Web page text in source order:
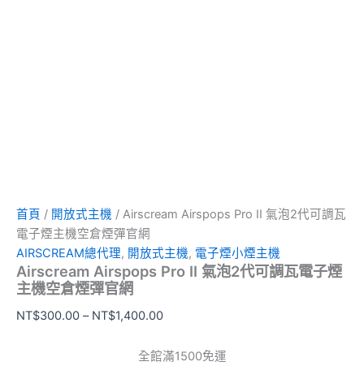
首頁 / 開放式主機 / Airscream Airspops Pro II 氣泡2代可調瓦
電子煙主機空倉煙彈官網
AIRSCREAM總代理, 開放式主機, 電子煙小煙主機
Airscream Airspops Pro II 氣泡2代可調瓦電子煙
主機空倉煙彈官網
NT$300.00 – NT$1,400.00
全館滿1500免運